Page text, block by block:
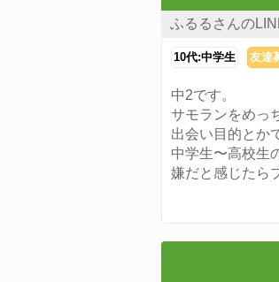
ふるるさんの
10代:中学生 友達
中2です。
サモランをめっ
出会い目的とか
中学生〜高校生
嫌だと感じたら